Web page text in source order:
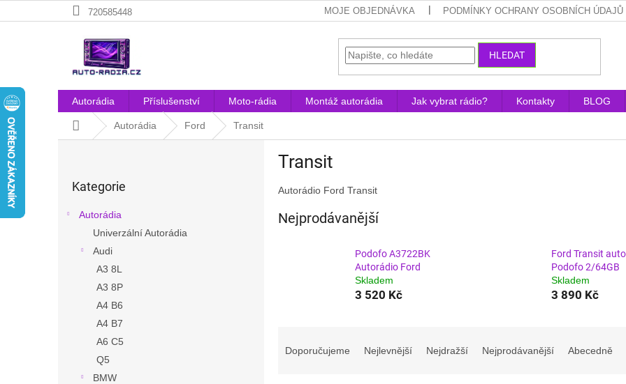
na
720585448 MOJE OBJEDNÁVKA PODMÍNKY OCHRANY OSOBNÍCH ÚDAJŮ
HLEDAT
Autorádia Příslušenství Moto-rádia Montáž autorádia Jak vybrat rádio? Kontakty BLOG
Domů Autorádia Ford Transit
kategorie
Kategorie
Autorádia
Univerzální Autorádia
Audi
A3 8L
A3 8P
A4 B6
A4 B7
A6 C5
Q5
BMW
Transit
Autorádio Ford Transit
Nejprodávanější
Podofo A3722BK
Autorádio Ford
Skladem
3 520 Kč
Ford Transit
Podofo 2/64GB
Skladem
3 890 Kč
Doporučujeme Nejlevnější Nejdražší Nejprodávanější Abecedně